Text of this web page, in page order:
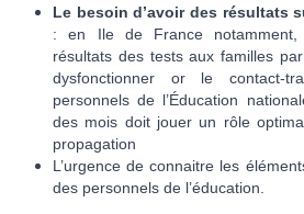
Le besoin d’avoir des résultats
: en Ile de France notamment,
résultats des tests aux familles
dysfonctionner or le contact-
personnels de l’Éducation
des mois doit jouer un rôle
propagation
L’urgence de connaitre les
des personnels de l’éducation.